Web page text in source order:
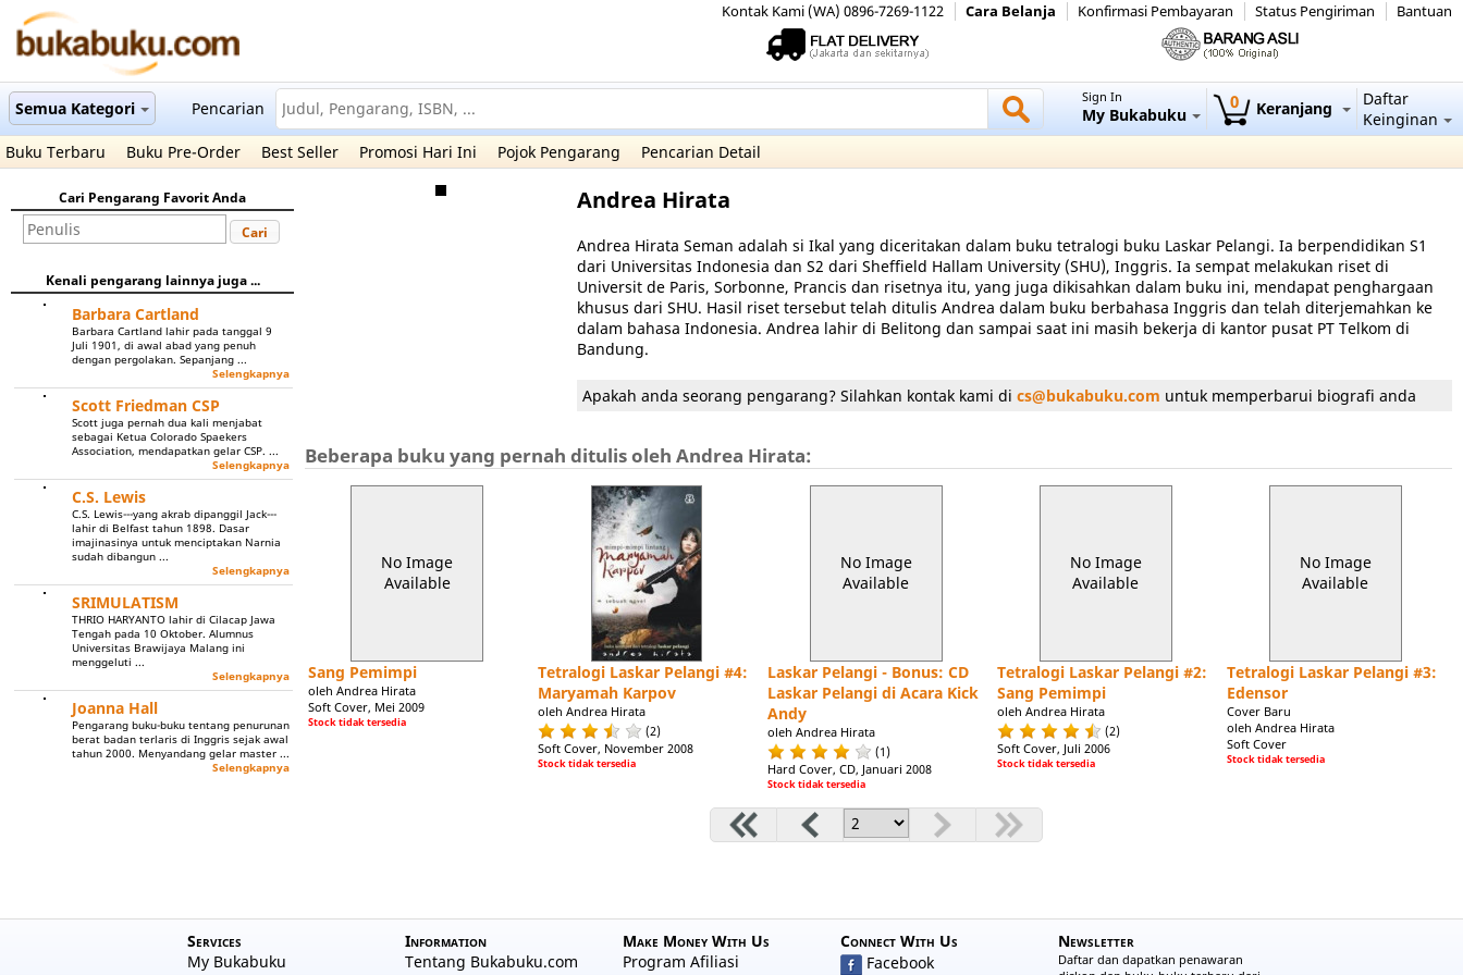
Kontak Kami (WA) 0896-7269-1122 Cara Belanja Konfirmasi Pembayaran Status Pengiriman Bantuan
Semua Kategori
Daftar
Keinginan
Pencarian 0 Keranjang
Sign In
My Bukabuku
Buku Terbaru
Buku Pre-Order Best Seller Promosi Hari Ini Pojok Pengarang Pencarian Detail
Cari Pengarang Favorit Anda
Cari
Kenali pengarang lainnya juga ...
Barbara Cartland
Barbara Cartland lahir pada tanggal 9
Juli 1901, di awal abad yang penuh
dengan pergolakan. Sepanjang ...
Selengkapnya
Scott Friedman CSP
Scott juga pernah dua kali menjabat
sebagai Ketua Colorado Spaekers
Association, mendapatkan gelar CSP. ...
Selengkapnya
C.S. Lewis
C.S. Lewis---yang akrab dipanggil Jack---
lahir di Belfast tahun 1898. Dasar
imajinasinya untuk menciptakan Narnia
sudah dibangun ...
Selengkapnya
SRIMULATISM
THRIO HARYANTO lahir di Cilacap Jawa
Tengah pada 10 Oktober. Alumnus
Universitas Brawijaya Malang ini
menggeluti ...
Selengkapnya
Joanna Hall
Pengarang buku-buku tentang penurunan
berat badan terlaris di Inggris sejak awal
tahun 2000. Menyandang gelar master ...
Selengkapnya
Andrea Hirata
Andrea Hirata Seman adalah si Ikal yang diceritakan dalam buku tetralogi buku Laskar Pelangi. Ia berpendidikan S1
dari Universitas Indonesia dan S2 dari Sheffield Hallam University (SHU), Inggris. Ia sempat melakukan riset di
Universit de Paris, Sorbonne, Prancis dan risetnya itu, yang juga dikisahkan dalam buku ini, mendapat penghargaan
khusus dari SHU. Hasil riset tersebut telah ditulis Andrea dalam buku berbahasa Inggris dan telah diterjemahkan ke
dalam bahasa Indonesia. Andrea lahir di Belitong dan sampai saat ini masih bekerja di kantor pusat PT Telkom di
Bandung.
Apakah anda seorang pengarang? Silahkan kontak kami di cs@bukabuku.com untuk memperbarui biografi anda
Beberapa buku yang pernah ditulis oleh Andrea Hirata:
No Image
Available
Sang Pemimpi
oleh Andrea Hirata
Soft Cover, Mei 2009
Stock tidak tersedia
Tetralogi Laskar Pelangi #4:
Maryamah Karpov
oleh Andrea Hirata
(2)
Soft Cover, November 2008
Stock tidak tersedia
No Image
Available
Laskar Pelangi - Bonus: CD
Laskar Pelangi di Acara Kick
Andy
oleh Andrea Hirata
(1)
Hard Cover, CD, Januari 2008
Stock tidak tersedia
No Image
Available
Tetralogi Laskar Pelangi #2:
Sang Pemimpi
oleh Andrea Hirata
(2)
Soft Cover, Juli 2006
Stock tidak tersedia
No Image
Available
Tetralogi Laskar Pelangi #3:
Edensor
Cover Baru
oleh Andrea Hirata
Soft Cover
Stock tidak tersedia
Services
My Bukabuku
Information
Tentang Bukabuku.com
Make Money With Us
Program Afiliasi
Connect With Us
Facebook
Newsletter
Daftar dan dapatkan penawaran